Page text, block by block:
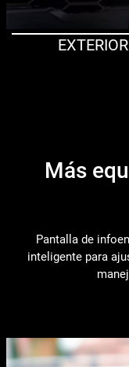
EXTERIOR
Más
Pantalla de
inteligente para